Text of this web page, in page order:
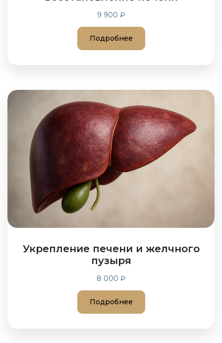
9 900 ₽
Подробнее
Укрепление печени и желчного
пузыря
8 000 ₽
Подробнее